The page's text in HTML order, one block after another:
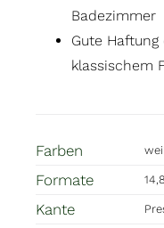
Badezimmer
Gute
klassischem
Farben
Formate
Kante